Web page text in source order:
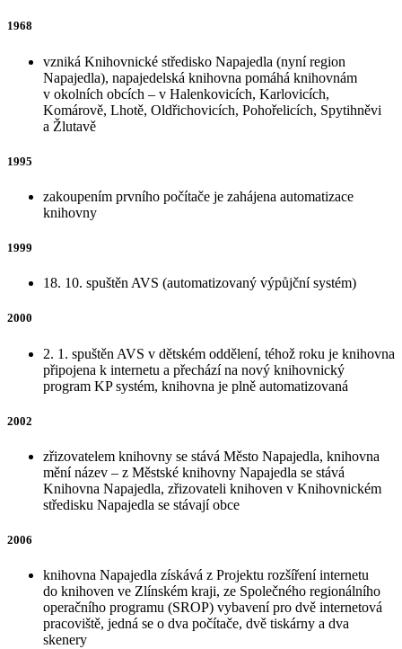
1968
vzniká Knihovnické středisko Napajedla (nyní region
Napajedla), napajedelská knihovna pomáhá knihovnám
v okolních obcích – v Halenkovicích, Karlovicích,
Komárově, Lhotě, Oldřichovicích, Pohořelicích, Spytihněvi
a Žlutavě
1995
zakoupením prvního počítače je zahájena automatizace
knihovny
1999
18. 10. spuštěn AVS (automatizovaný výpůjční systém)
2000
2. 1. spuštěn AVS v dětském oddělení, téhož roku je knihovna
připojena k internetu a přechází na nový knihovnický
program KP systém, knihovna je plně automatizovaná
2002
zřizovatelem knihovny se stává Město Napajedla, knihovna
mění název – z Městské knihovny Napajedla se stává
Knihovna Napajedla, zřizovateli knihoven v Knihovnickém
středisku Napajedla se stávají obce
2006
knihovna Napajedla získává z Projektu rozšíření internetu
do knihoven ve Zlínském kraji, ze Společného regionálního
operačního programu (SROP) vybavení pro dvě internetová
pracoviště, jedná se o dva počítače, dvě tiskárny a dva
skenery